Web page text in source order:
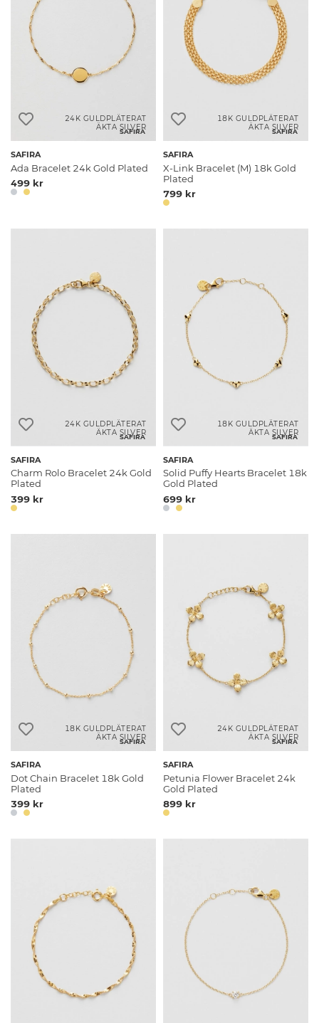
SAFIRA
24K GULDPLÄTERAT
ÄKTA SILVER
SAFIRA
Ada Bracelet 24k Gold Plated
499 kr
SAFIRA
18K GULDPLÄTERAT
ÄKTA SILVER
SAFIRA
X-Link Bracelet (M) 18k Gold
Plated
799 kr
SAFIRA
24K GULDPLÄTERAT
ÄKTA SILVER
SAFIRA
Charm Rolo Bracelet 24k Gold
Plated
399 kr
SAFIRA
18K GULDPLÄTERAT
ÄKTA SILVER
SAFIRA
Solid Puffy Hearts Bracelet 18k
Gold Plated
699 kr
SAFIRA
18K GULDPLÄTERAT
ÄKTA SILVER
SAFIRA
Dot Chain Bracelet 18k Gold
Plated
399 kr
SAFIRA
24K GULDPLÄTERAT
ÄKTA SILVER
SAFIRA
Petunia Flower Bracelet 24k
Gold Plated
899 kr